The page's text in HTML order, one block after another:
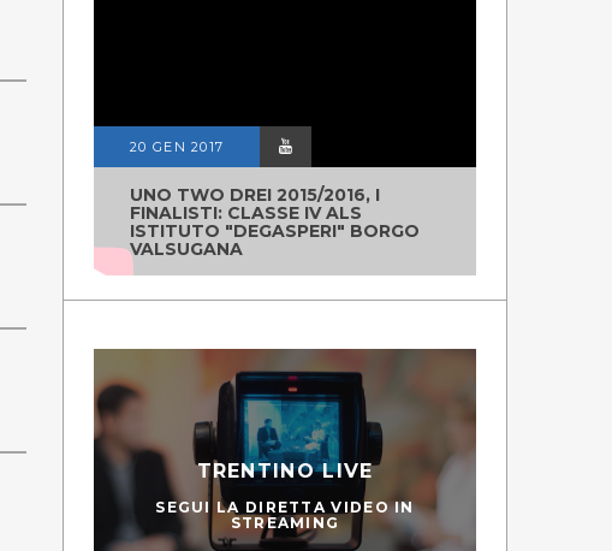
20 GEN 2017
UNO TWO DREI 2015/2016, I
FINALISTI: CLASSE IV ALS
ISTITUTO "DEGASPERI" BORGO
VALSUGANA
TRENTINO LIVE
SEGUI LA DIRETTA VIDEO IN
STREAMING